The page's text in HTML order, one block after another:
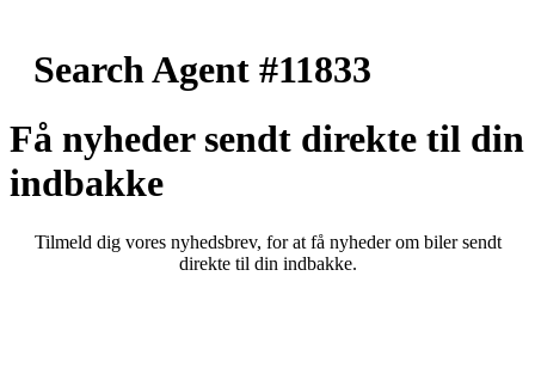
Search Agent #11833
Få nyheder sendt direkte til din
indbakke
Tilmeld dig vores nyhedsbrev, for at få nyheder om biler sendt
direkte til din indbakke.